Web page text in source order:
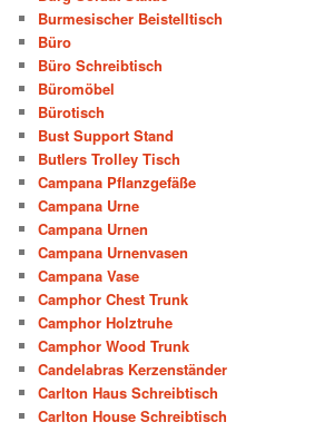
Burmesischer Beistelltisch
Büro
Büro Schreibtisch
Büromöbel
Bürotisch
Bust Support Stand
Butlers Trolley Tisch
Campana Pflanzgefäße
Campana Urne
Campana Urnen
Campana Urnenvasen
Campana Vase
Camphor Chest Trunk
Camphor Holztruhe
Camphor Wood Trunk
Candelabras Kerzenständer
Carlton Haus Schreibtisch
Carlton House Schreibtisch